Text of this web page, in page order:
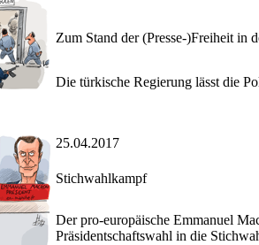
Zum Stand der (Presse-)Freiheit in
Die türkische Regierung lässt die
25.04.2017
Stichwahlkampf
Der pro-europäische Emmanuel
Präsidentschaftswahl in die